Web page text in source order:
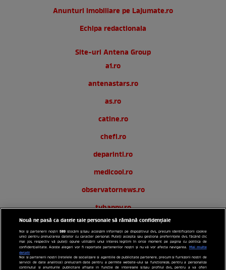
Anunturi imobiliare pe Lajumate.ro
Echipa redactionala
Site-uri Antena Group
a1.ro
antenastars.ro
as.ro
catine.ro
chefi.ro
deparinti.ro
medicool.ro
observatornews.ro
tvhappy.ro
useit.ro
zutv.ro
Trends AntenaPLAY
Nouă ne pasă ca datele tale personale să rămână confidențiale
Noi și partenerii noștri589 stocăm și/sau accesăm informații pe dispozitivul dvs., precum identificatorii cookie
unici pentru prelucrarea datelor cu caracter personal. Puteți accepta sau gestiona preferințele dvs. făcând clic
mai jos, respectiv vă puteți opune utilizării unui interes legitim în orice moment pe pagina cu politica de
confidențialitate. Aceste alegeri vor fi raportate partenerilor noștri și nu vă vor afecta navigarea. Mai multe
detalii
Noi si partenerii nostri (retelele de socializare si agentiile de publicitate partenere, precum si furnizorii nostri de
servicii de date analitice) prelucram date pentru a permite website-ului sa functioneze, pentru a personaliza
continutul si anunturile publicitare afisate in functie de interesele si/sau profilul dvs., pentru a va oferi